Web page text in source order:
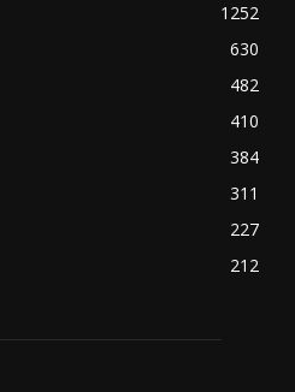
1252
630
482
410
384
311
227
212